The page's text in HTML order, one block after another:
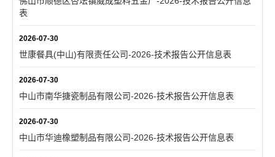
表
2026-07-30
世康餐具(中山)有限责任公司-2026-技术报告公开信息表
2026-07-30
中山市南华搪瓷制品有限公司-2026-技术报告公开信息表
2026-07-30
中山市华迪橡塑制品有限公司-2026-技术报告公开信息表